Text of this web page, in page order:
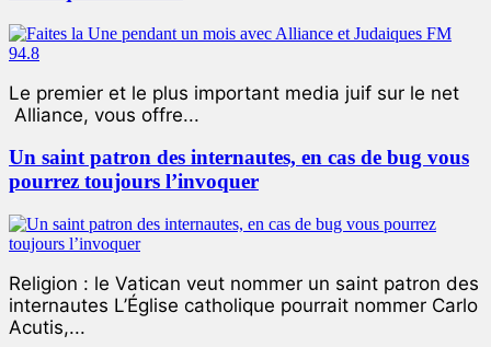
Le premier et le plus important media juif sur le net
Alliance, vous offre...
Un saint patron des internautes, en cas de bug vous
pourrez toujours l’invoquer
Religion : le Vatican veut nommer un saint patron des
internautes L’Église catholique pourrait nommer Carlo
Acutis,...